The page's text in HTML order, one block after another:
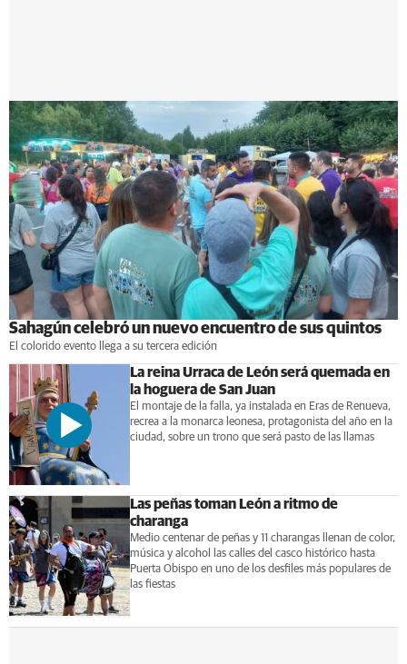
Sahagún celebró un nuevo encuentro de sus quintos
El colorido evento llega a su tercera edición
La reina Urraca de León será quemada en
la hoguera de San Juan
El montaje de la falla, ya instalada en Eras de Renueva,
recrea a la monarca leonesa, protagonista del año en la
ciudad, sobre un trono que será pasto de las llamas
Las peñas toman León a ritmo de
charanga
Medio centenar de peñas y 11 charangas llenan de color,
música y alcohol las calles del casco histórico hasta
Puerta Obispo en uno de los desfiles más populares de
las fiestas